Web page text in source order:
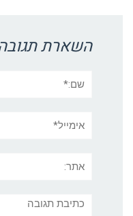
השארת
תגובה